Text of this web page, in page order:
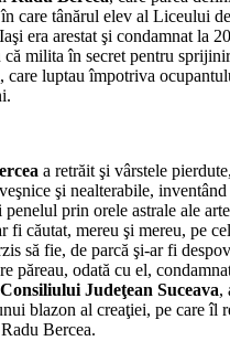
care tânărul elev al Liceului
era arestat şi condamnat la
milita în secret pentru
luptau împotriva
a retrăit şi vârstele
şi nealterabile, inventând
prin orele astrale ale
fi căutat, mereu şi mereu, pe
să fie, de parcă şi-ar fi
păreau, odată cu el,
Consiliului Judeţean Suceava,
blazon al creaţiei, pe care îl
Bercea.